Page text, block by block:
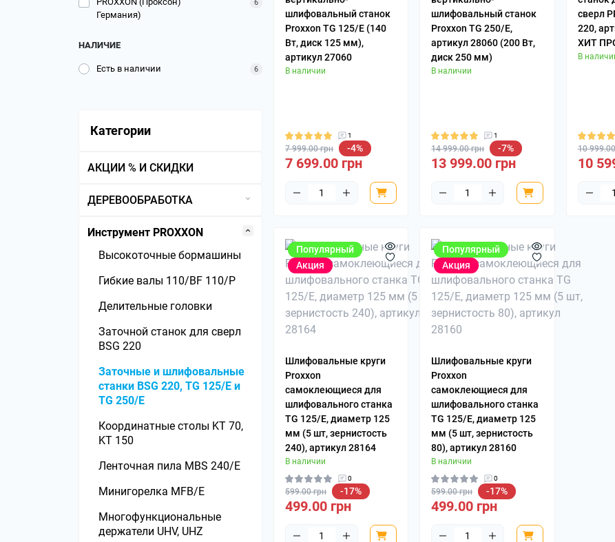
Параллельные
нарезания
Германия)
6
НАЛИЧИЕ
Есть в наличии 6
Категории
АКЦИИ % И СКИДКИ
ДЕРЕВООБРАБОТКА
станки
Оснастка к рейсмусовым
станкам
Долбежные станки
Заточные станки
Заточные станки для ножей
Лобзиковые станки
Инструмент PROXXON
Высокоточные бормашины
Гибкие валы 110/BF 110/P
Делительные головки
Заточной станок для сверл
BSG 220
Заточные и шлифовальные
станки BSG 220, TG 125/E и
TG 250/E
Координатные столы KT 70,
KT 150
Ленточная пила MBS 240/E
Минигорелка MFB/E
Многофункциональные
держатели UHV, UHZ
шлифовальный станок
Proxxon TG 125/E (140
Вт, диск 125 мм),
артикул 27060
В наличии
1
7 999.00 грн -4%
7 699.00 грн
шлифовальный станок
Proxxon TG 250/E,
артикул 28060 (200 Вт,
диск 250 мм)
В наличии
1
14 999.00 грн -7%
13 999.00 грн
сверл
220,
ХИТ
В
10
10
Популярный
Акция
Шлифовальные круги
Proxxon
самоклеющиеся для
шлифовального станка
TG 125/Е, диаметр 125
мм (5 шт, зернистость
240), артикул 28164
В наличии
0
599.00 грн -17%
499.00 грн
Популярный
Акция
Шлифовальные круги
Proxxon
самоклеющиеся для
шлифовального станка
TG 125/Е, диаметр 125
мм (5 шт, зернистость
80), артикул 28160
В наличии
0
599.00 грн -17%
499.00 грн